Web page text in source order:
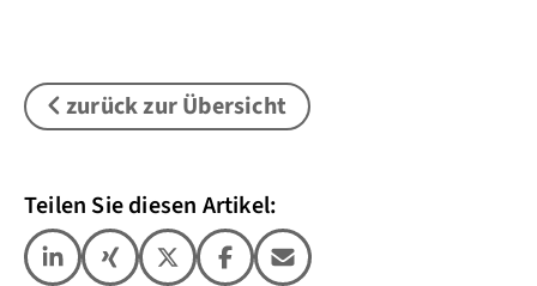
zurück zur Übersicht
Teilen Sie diesen Artikel: